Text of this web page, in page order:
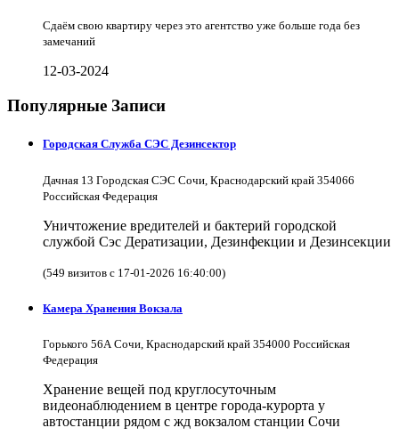
Сдаём свою квартиру через это агентство уже больше года без
замечаний
12-03-2024
Популярные Записи
Городская Служба СЭС Дезинсектор
Дачная 13 Городская СЭС Сочи, Краснодарский край 354066
Российская Федерация
Уничтожение вредителей и бактерий городской
службой Сэс Дератизации, Дезинфекции и Дезинсекции
(549 визитов с 17-01-2026 16:40:00)
Камера Хранения Вокзала
Горького 56А Сочи, Краснодарский край 354000 Российская
Федерация
Хранение вещей под круглосуточным
видеонаблюдением в центре города-курорта у
автостанции рядом с жд вокзалом станции Сочи